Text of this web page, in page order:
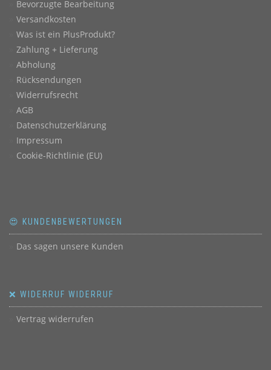
Bevorzugte Bearbeitung
Versandkosten
Was ist ein PlusProdukt?
Zahlung + Lieferung
Abholung
Rücksendungen
Widerrufsrecht
AGB
Datenschutzerklärung
Impressum
Cookie-Richtlinie (EU)
😍 KUNDENBEWERTUNGEN
Das sagen unsere Kunden
❌ WIDERRUF WIDERRUF
Vertrag widerrufen